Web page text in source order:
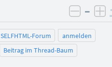
–
SELFHTML-Forum
anmelden
Beitrag im Thread-Baum